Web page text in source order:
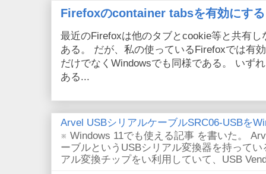
Firefoxのcontainer tabsを有効にする
最近のFirefoxは他のタブとcookie等と共有
ある。 だが、私の使っているFirefoxでは有
だけでなくWindowsでも同様である。 いず
ある...
Arvel USBシリアルケーブルSRC06-USBを
※ Windows 11でも使える記事 を書いた。
ーブルというUSBシリアル変換器を持って
アル変換チップをい利用していて、USB